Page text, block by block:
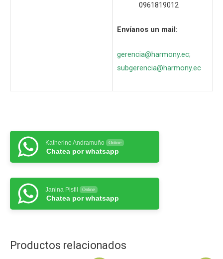
0961819012
Envíanos un mail:
gerencia@harmony.ec;
subgerencia@harmony.ec
Katherine Andramuño Online
Chatea por whatsapp
Janina Pisfil Online
Chatea por whatsapp
Productos relacionados